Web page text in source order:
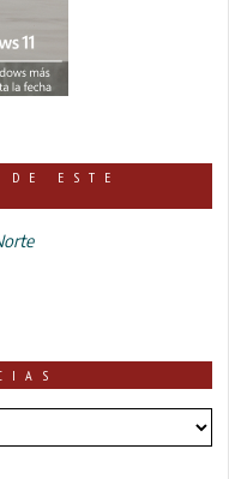
ESTE